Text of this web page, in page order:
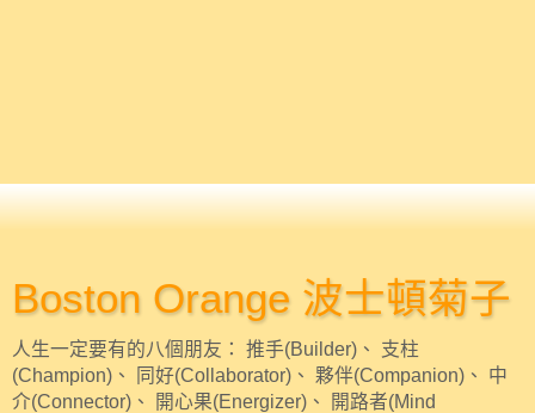
Boston Orange 波士頓菊子
人生一定要有的八個朋友： 推手(Builder)、 支柱
(Champion)、 同好(Collaborator)、 夥伴(Companion)、 中
介(Connector)、 開心果(Energizer)、 開路者(Mind